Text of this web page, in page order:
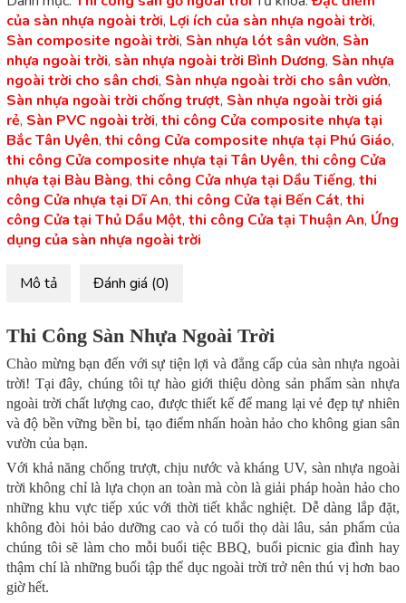
của sàn nhựa ngoài trời, Lợi ích của sàn nhựa ngoài trời,
Sàn composite ngoài trời, Sàn nhựa lót sân vườn, Sàn
nhựa ngoài trời, sàn nhựa ngoài trời Bình Dương, Sàn nhựa
ngoài trời cho sân chơi, Sàn nhựa ngoài trời cho sân vườn,
Sàn nhựa ngoài trời chống trượt, Sàn nhựa ngoài trời giá
rẻ, Sàn PVC ngoài trời, thi công Cửa composite nhựa tại
Bắc Tân Uyên, thi công Cửa composite nhựa tại Phú Giáo,
thi công Cửa composite nhựa tại Tân Uyên, thi công Cửa
nhựa tại Bàu Bàng, thi công Cửa nhựa tại Dầu Tiếng, thi
công Cửa nhựa tại Dĩ An, thi công Cửa tại Bến Cát, thi
công Cửa tại Thủ Dầu Một, thi công Cửa tại Thuận An, Ứng
dụng của sàn nhựa ngoài trời
Mô tả Đánh giá (0)
Thi Công Sàn Nhựa Ngoài Trời
Chào mừng bạn đến với sự tiện lợi và đẳng cấp của sàn nhựa ngoài
trời! Tại đây, chúng tôi tự hào giới thiệu dòng sản phẩm sàn nhựa
ngoài trời chất lượng cao, được thiết kế để mang lại vẻ đẹp tự nhiên
và độ bền vững bền bỉ, tạo điểm nhấn hoàn hảo cho không gian sân
vườn của bạn.
Với khả năng chống trượt, chịu nước và kháng UV, sàn nhựa ngoài
trời không chỉ là lựa chọn an toàn mà còn là giải pháp hoàn hảo cho
những khu vực tiếp xúc với thời tiết khắc nghiệt. Dễ dàng lắp đặt,
không đòi hỏi bảo dưỡng cao và có tuổi thọ dài lâu, sản phẩm của
chúng tôi sẽ làm cho mỗi buổi tiệc BBQ, buổi picnic gia đình hay
thậm chí là những buổi tập thể dục ngoài trời trở nên thú vị hơn bao
giờ hết.